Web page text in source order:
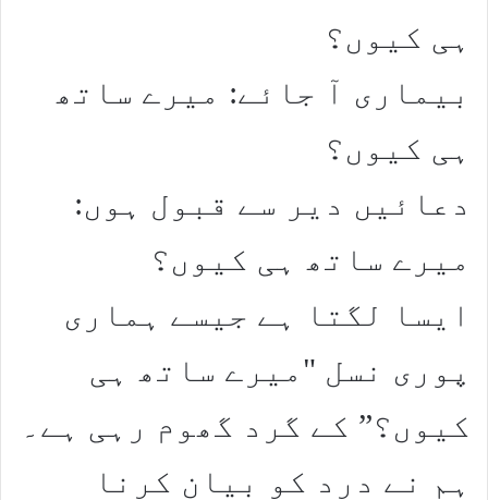
ہی کیوں؟
بیماری آ جائے: میرے ساتھ
ہی کیوں؟
دعائیں دیر سے قبول ہوں:
میرے ساتھ ہی کیوں؟
ایسا لگتا ہے جیسے ہماری
پوری نسل "میرے ساتھ ہی
کیوں؟” کے گرد گھوم رہی ہے۔
ہم نے درد کو بیان کرنا